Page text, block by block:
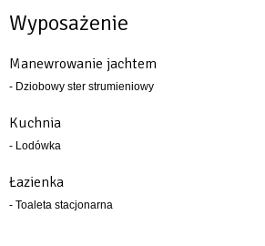
Wyposażenie
Manewrowanie jachtem
- Dziobowy ster strumieniowy
Kuchnia
- Lodówka
Łazienka
- Toaleta stacjonarna